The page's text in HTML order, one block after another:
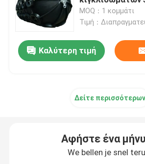
Λαστιχένιο κιγκλίδωμα αψίδων
Λαστιχένια κιγκλιδώματα κώνων
Κυλινδρικά θαλάσσια
Yokohama
λαστιχένια
MOQ：1 κομμάτι
Τιμή：
Καλύτερη τιμή
Δείτε περισσότερων
Αφήστε ένα
We bellen je snel